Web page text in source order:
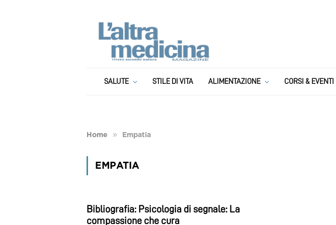
SALUTE STILE DI VITA ALIMENTAZIONE CORSI & EVENTI
Home » Empatia
EMPATIA
Bibliografia: Psicologia di segnale: La
compassione che cura